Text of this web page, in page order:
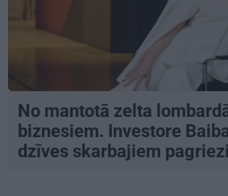
No mantotā zelta
biznesiem. Investore
dzīves skarbajiem